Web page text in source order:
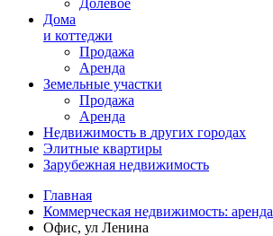
Долевое
Дома
и коттеджи
Продажа
Аренда
Земельные участки
Продажа
Аренда
Недвижимость в других городах
Элитные квартиры
Зарубежная недвижимость
Главная
Коммерческая недвижимость: аренда
Офис, ул Ленина